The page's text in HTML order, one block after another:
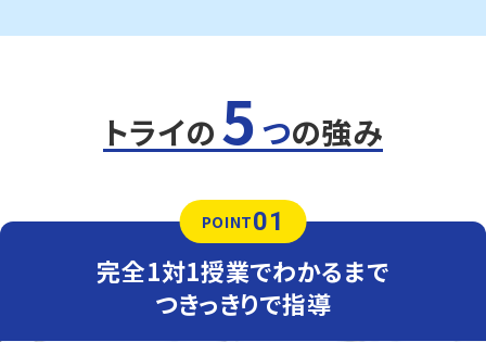
・不登校サポートコース
トライは最寄り駅から徒歩1分なので、電車に乗って通塾す
る生徒も多くいます。放課後そのまま通塾できるため、通学
の延長で無理なく通えます。
定期テスト対策
数学（教科書：数研・東京書籍）
高川学園中学校は私立中学なので一般的な公立中学より
トライの 5 つの強み
POINT01
完全1対1授業でわかるまで
つきっきりで指導